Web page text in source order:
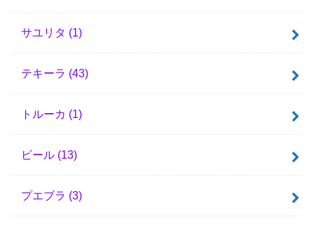
サユリタ (1)
テキーラ (43)
トルーカ (1)
ビール (13)
プエブラ (3)